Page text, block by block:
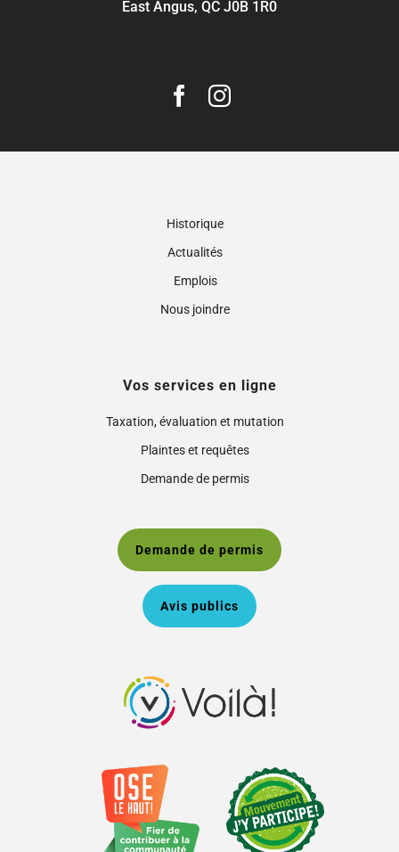
East Angus, QC J0B 1R0
Historique
Actualités
Emplois
Nous joindre
Vos services en ligne
Taxation, évaluation et mutation
Plaintes et requêtes
Demande de permis
Demande de permis
Avis publics